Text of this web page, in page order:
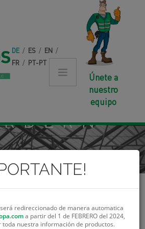
DE / ES / EN /
FR / PT-PT
Únete a
nuestro
equipo
(UE) n.º 305/2011
redireccionado de manera automatica
a partir del 1 de FEBRERO del 2024,
nuestra información de productos.